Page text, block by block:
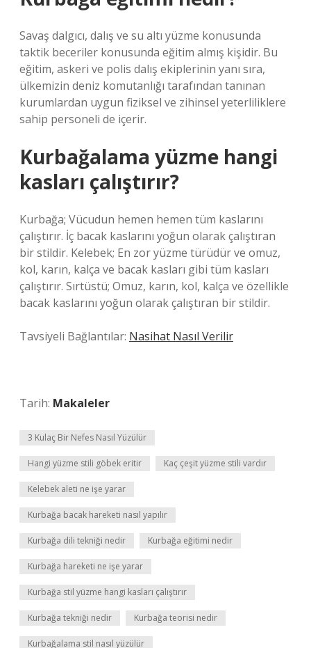
Savaş dalgıcı, dalış ve su altı yüzme konusunda
taktik beceriler konusunda eğitim almış kişidir. Bu
eğitim, askeri ve polis dalış ekiplerinin yanı sıra,
ülkemizin deniz komutanlığı tarafından tanınan
kurumlardan uygun fiziksel ve zihinsel yeterliliklere
sahip personeli de içerir.
Kurbağalama yüzme hangi
kasları çalıştırır?
Kurbağa; Vücudun hemen hemen tüm kaslarını
çalıştırır. İç bacak kaslarını yoğun olarak çalıştıran
bir stildir. Kelebek; En zor yüzme türüdür ve omuz,
kol, karın, kalça ve bacak kasları gibi tüm kasları
çalıştırır. Sırtüstü; Omuz, karın, kol, kalça ve özellikle
bacak kaslarını yoğun olarak çalıştıran bir stildir.
Tavsiyeli Bağlantılar: Nasihat Nasıl Verilir
Tarih: Makaleler
3 Kulaç Bir Nefes Nasıl Yüzülür
Hangi yüzme stili göbek eritir Kaç çeşit yüzme stili vardır
Kelebek aleti ne işe yarar
Kurbağa bacak hareketi nasıl yapılır
Kurbağa dili tekniği nedir Kurbağa eğitimi nedir
Kurbağa hareketi ne işe yarar
Kurbağa stil yüzme hangi kasları çalıştırır
Kurbağa tekniği nedir Kurbağa teorisi nedir
Kurbağalama stil nasıl yüzülür